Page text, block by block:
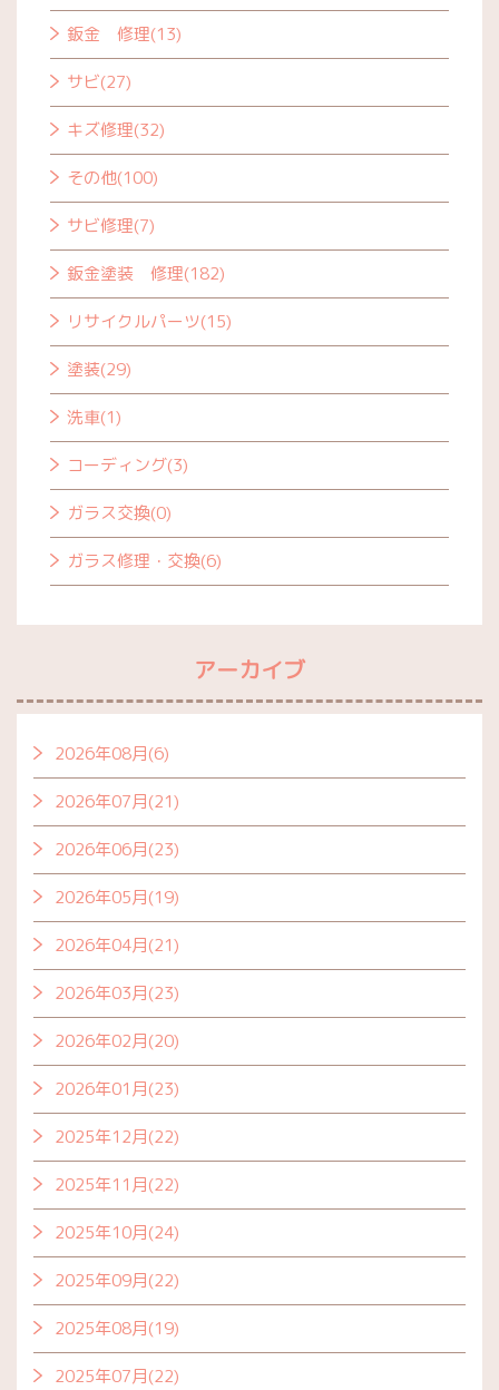
鈑金 修理(13)
サビ(27)
キズ修理(32)
その他(100)
サビ修理(7)
鈑金塗装 修理(182)
リサイクルパーツ(15)
塗装(29)
洗車(1)
コーディング(3)
ガラス交換(0)
ガラス修理・交換(6)
アーカイブ
2026年08月(6)
2026年07月(21)
2026年06月(23)
2026年05月(19)
2026年04月(21)
2026年03月(23)
2026年02月(20)
2026年01月(23)
2025年12月(22)
2025年11月(22)
2025年10月(24)
2025年09月(22)
2025年08月(19)
2025年07月(22)